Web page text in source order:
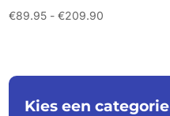
€89.95 - €209.90
Kies een categorie